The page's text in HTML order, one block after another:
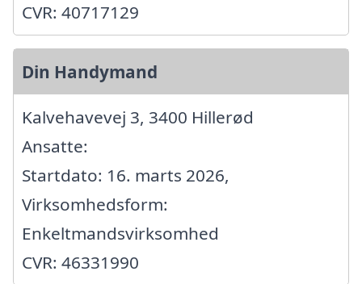
CVR: 40717129
Din Handymand
Kalvehavevej 3, 3400 Hillerød
Ansatte:
Startdato: 16. marts 2026,
Virksomhedsform:
Enkeltmandsvirksomhed
CVR: 46331990